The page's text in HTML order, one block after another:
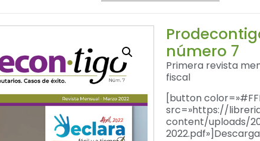
número 7
Primera revista
fiscal
[button
src=»https://
content/uploads/